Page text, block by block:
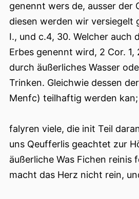
genennt wers de, ausser der
diesen werden wir versiegelt
I., und c.4, 30. Welcher auch
Erbes genennt wird, 2 Cor. 1,
durch äußerliches Wasser
Trinken. Gleichwie dessen
Menfc) teilhaftig werden
falyren viele, die init Teil
uns Qeufferlis geachtet zur
äußerliche Was Fichen reinis
macht das Herz nicht rein,